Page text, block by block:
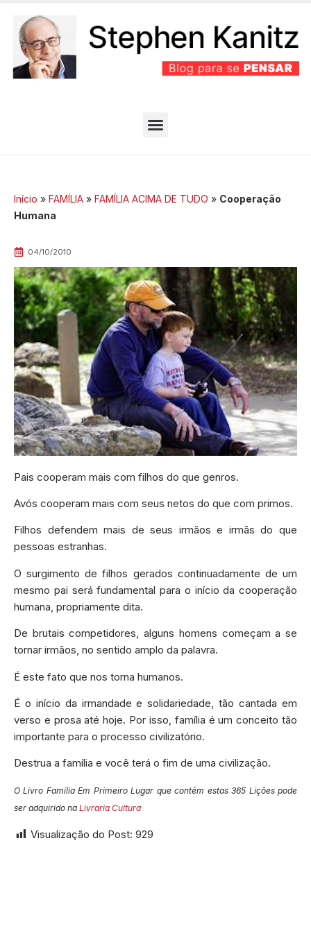
Início » FAMÍLIA » FAMÍLIA ACIMA DE TUDO » Cooperação
Humana
04/10/2010
Pais cooperam mais com filhos do que genros.
Avós cooperam mais com seus netos do que com primos.
Filhos defendem mais de seus irmãos e irmãs do que
pessoas estranhas.
O surgimento de filhos gerados continuadamente de um
mesmo pai será fundamental para o início da cooperação
humana, propriamente dita.
De brutais competidores, alguns homens começam a se
tornar irmãos, no sentido amplo da palavra.
É este fato que nos torna humanos.
É o início da irmandade e solidariedade, tão cantada em
verso e prosa até hoje. Por isso, família é um conceito tão
importante para o processo civilizatório.
Destrua a família e você terá o fim de uma civilização.
O Livro Família Em Primeiro Lugar que contém estas 365 Lições pode
ser adquirido na Livraria Cultura
Visualização do Post: 929